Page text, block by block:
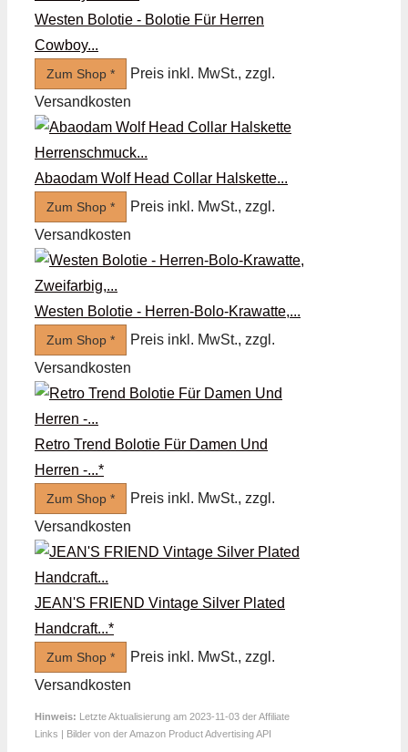
Westen Bolotie - Bolotie Für Herren
Cowboy...
Zum Shop *
Preis inkl. MwSt., zzgl.
Versandkosten
Abaodam Wolf Head Collar Halskette...
Zum Shop *
Preis inkl. MwSt., zzgl.
Versandkosten
Westen Bolotie - Herren-Bolo-Krawatte,...
Zum Shop *
Preis inkl. MwSt., zzgl.
Versandkosten
Retro Trend Bolotie Für Damen Und
Herren -...*
Zum Shop *
Preis inkl. MwSt., zzgl.
Versandkosten
JEAN'S FRIEND Vintage Silver Plated
Handcraft...*
Zum Shop *
Preis inkl. MwSt., zzgl.
Versandkosten
Hinweis: Letzte Aktualisierung am 2023-11-03 der Affiliate
Links | Bilder von der Amazon Product Advertising API